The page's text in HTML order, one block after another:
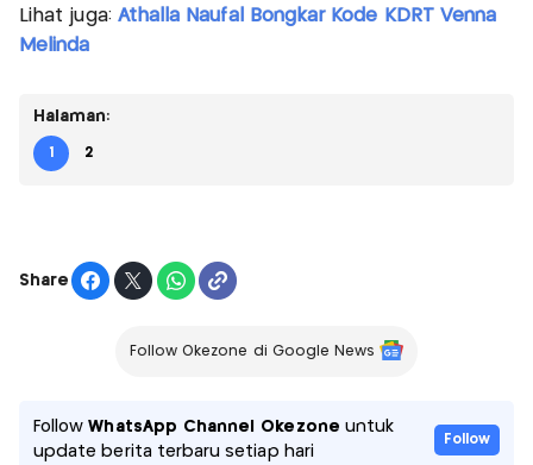
Lihat juga: Athalla Naufal Bongkar Kode KDRT Venna
Melinda
Halaman:
1 2
Share
Follow Okezone di Google News
FollowWhatsApp Channel Okezone untuk
update berita terbaru setiap hari
Follow